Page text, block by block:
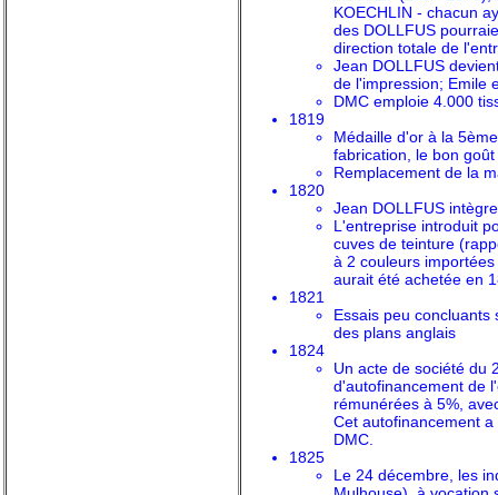
KOECHLIN - chacun
des DOLLFUS
direction totale de
Jean DOLLFUS
de l'impression; Emile
DMC emploie 4.000
1819
Médaille d'or à la
fabrication, le bon
Remplacement de la
1820
Jean DOLLFUS
L'entreprise introduit
cuves de teinture
à 2 couleurs
aurait été achetée en
1821
Essais peu
des plans anglais
1824
Un acte de société du
d'autofinancement de
rémunérées à 5%,
Cet autofinancement
DMC.
1825
Le 24 décembre, les